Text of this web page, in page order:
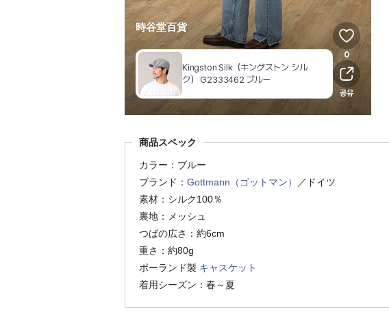
商品スペック
カラー：ブルー
ブランド： Gottmann（ゴットマン）
／ドイツ
素材：シルク100％
裏地：メッシュ
つばの広さ：約6cm
重さ：約80g
ポーランド製 キャスケット
着用シーズン：春～夏